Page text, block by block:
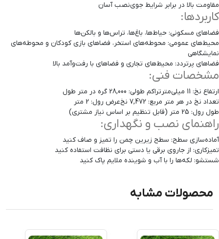
مقاومت بالا در برابر شرایط جوینصب آسان
کاربردها:
فضاهای مسکونی: حیاط‌ها، باغ‌ها، تراس‌ها و بالکن‌ها
محیط‌های عمومی: محوطه‌های استخر، فضاهای بازی کودکان و محوطه‌های
نمایشگاهی
فضاهای پرتردد: محیط‌های تجاری و فضاهای با رفت‌وآمد بالا
مشخصات فنی:
ارتفاع نخ: 11 میلی‌متر
تراکم طولی: 28,000 گره در متر طول
تعداد نخ در هر متر مربع: 7,472 نخ
عرض رول: 2 متر
طول رول: 25 متر (قابل تنظیم بر اساس نیاز مشتری)
راهنمای نصب و نگهداری:
آماده‌سازی سطح: سطح زیرین چمن را تمیز و صاف کنید
تمیزکاری: از جاروی برقی یا دستی برای نظافت استفاده کنید
شستشو: لکه‌ها را با آب و شوینده ملایم پاک کنید
محصولات مشابه